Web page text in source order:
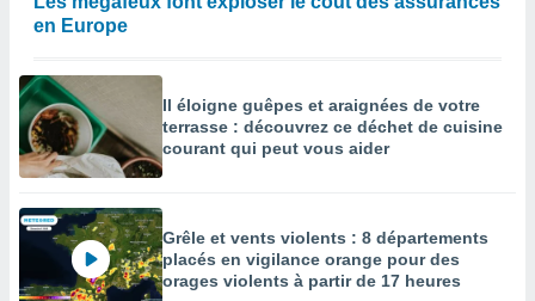
en Europe
Il éloigne guêpes et araignées de votre
terrasse : découvrez ce déchet de cuisine
courant qui peut vous aider
Grêle et vents violents : 8 départements
placés en vigilance orange pour des
orages violents à partir de 17 heures